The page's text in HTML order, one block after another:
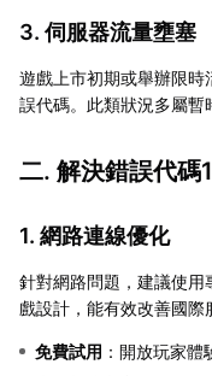
3. 伺服器流量壅塞
遊戲上市初期或舉辦限
誤代碼。此類狀況多屬暫
二. 解決錯誤代
1. 網路連線優化
針對網路問題，建議使用
戲設計，能有效改善國際
免費試用 ：開放玩家